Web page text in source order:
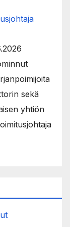
sekä
yhtiön